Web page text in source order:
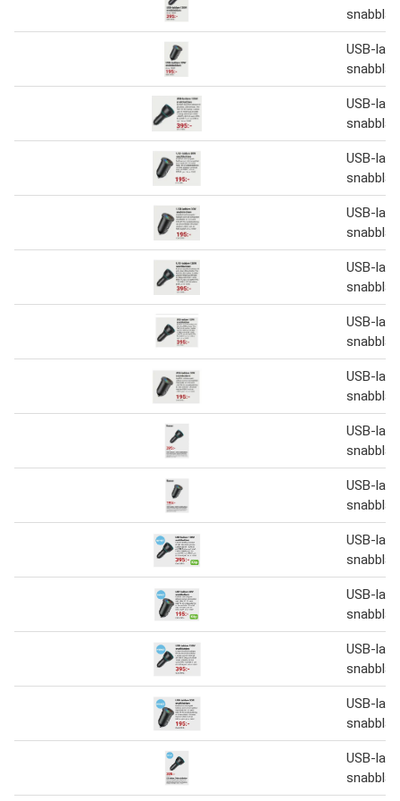
USB-
USB-
USB-
USB-
USB-
USB-
USB-
USB-
USB-
USB-
USB-
USB-
USB-
USB-